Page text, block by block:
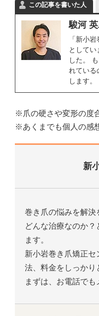
この記事を書いた人
駿河
「新小
としてい
した。
れている
します。
※爪の硬さや変形の度
※あくまでも個人の感
新
巻き爪の悩みを解決
どんな治療なのか
ます。
新小岩巻き爪矯正
法、料金をしっかり
まずは、お電話でも